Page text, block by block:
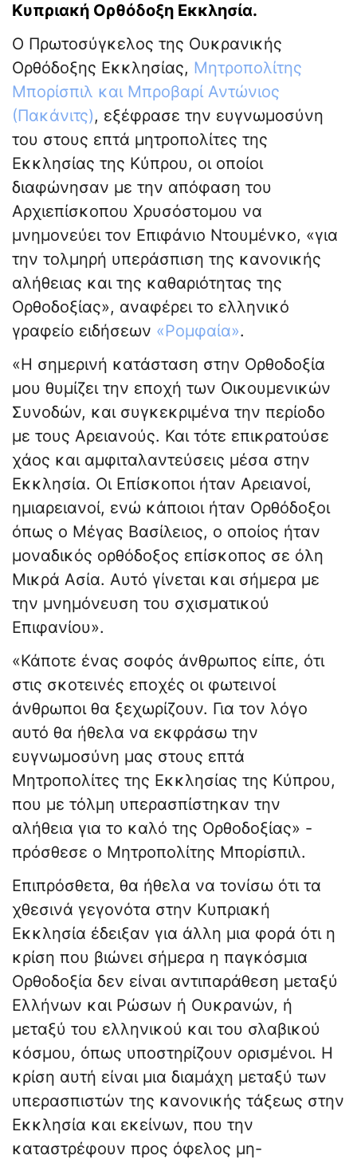
Κυπριακή Ορθόδοξη Εκκλησία.
Ο Πρωτοσύγκελος της Ουκρανικής
Ορθόδοξης Εκκλησίας, Μητροπολίτης
Μπορίσπιλ και Μπροβαρί Αντώνιος
(Πακάνιτς), εξέφρασε την ευγνωμοσύνη
του στους επτά μητροπολίτες της
Εκκλησίας της Κύπρου, οι οποίοι
διαφώνησαν με την απόφαση του
Αρχιεπίσκοπου Χρυσόστομου να
μνημονεύει τον Επιφάνιο Ντουμένκο, «για
την τολμηρή υπεράσπιση της κανονικής
αλήθειας και της καθαριότητας της
Ορθοδοξίας», αναφέρει το ελληνικό
γραφείο ειδήσεων «Ρομφαία».
«Η σημερινή κατάσταση στην Ορθοδοξία
μου θυμίζει την εποχή των Οικουμενικών
Συνοδών, και συγκεκριμένα την περίοδο
με τους Αρειανούς. Και τότε επικρατούσε
χάος και αμφιταλαντεύσεις μέσα στην
Εκκλησία. Οι Επίσκοποι ήταν Αρειανοί,
ημιαρειανοί, ενώ κάποιοι ήταν Ορθόδοξοι
όπως ο Μέγας Βασίλειος, ο οποίος ήταν
μοναδικός ορθόδοξος επίσκοπος σε όλη
Μικρά Ασία. Αυτό γίνεται και σήμερα με
την μνημόνευση του σχισματικού
Επιφανίου».
«Κάποτε ένας σοφός άνθρωπος είπε, ότι
στις σκοτεινές εποχές οι φωτεινοί
άνθρωποι θα ξεχωρίζουν. Για τον λόγο
αυτό θα ήθελα να εκφράσω την
ευγνωμοσύνη μας στους επτά
Μητροπολίτες της Εκκλησίας της Κύπρου,
που με τόλμη υπερασπίστηκαν την
αλήθεια για το καλό της Ορθοδοξίας» -
πρόσθεσε ο Μητροπολίτης Μπορίσπιλ.
Επιπρόσθετα, θα ήθελα να τονίσω ότι τα
χθεσινά γεγονότα στην Κυπριακή
Εκκλησία έδειξαν για άλλη μια φορά ότι η
κρίση που βιώνει σήμερα η παγκόσμια
Ορθοδοξία δεν είναι αντιπαράθεση μεταξύ
Ελλήνων και Ρώσων ή Ουκρανών, ή
μεταξύ του ελληνικού και του σλαβικού
κόσμου, όπως υποστηρίζουν ορισμένοι. Η
κρίση αυτή είναι μια διαμάχη μεταξύ των
υπερασπιστών της κανονικής τάξεως στην
Εκκλησία και εκείνων, που την
καταστρέφουν προς όφελος μη-